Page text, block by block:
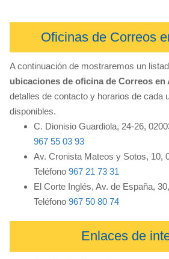
Oficinas de Correos
A continuación de mostraremos un
ubicaciones de oficina de Correos en
detalles de contacto y horarios de cada
disponibles.
C. Dionisio Guardiola, 24-26,
967 55 03 93
Av. Cronista Mateos y Sotos, 10,
Teléfono 967 21 73 31
El Corte Inglés, Av. de España,
Teléfono 967 50 80 74
Enlaces de